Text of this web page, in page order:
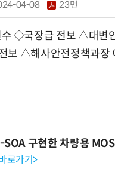
04-08 23면
◇국장급 전보 △대변
보 △해사안전정책과장
구현한 차량용
로가기>